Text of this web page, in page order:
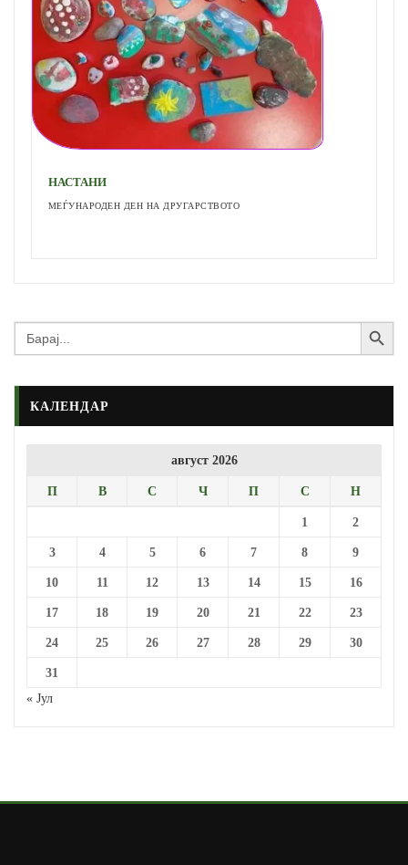
НАСТАНИ
МЕЃУНАРОДЕН ДЕН НА ДРУГАРСТВОТО
Search
for:
Search Button
КАЛЕНДАР
август 2026
П В С Ч П С Н
1 2
3 4 5 6 7 8 9
10 11 12 13 14 15 16
17 18 19 20 21 22 23
24 25 26 27 28 29 30
31
« Јул